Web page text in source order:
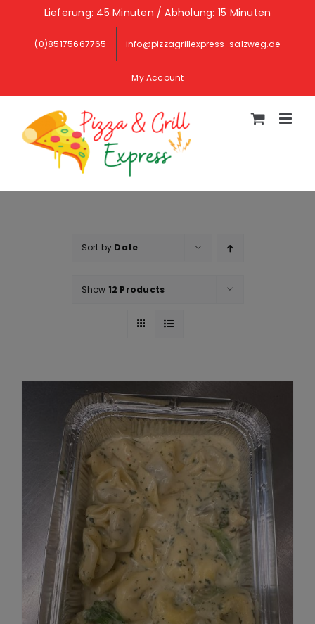
content
Lieferung: 45 Minuten / Abholung: 15 Minuten
(0)85175667765 info@pizzagrillexpress-salzweg.de
My Account
Sort by Date
Show 12 Products